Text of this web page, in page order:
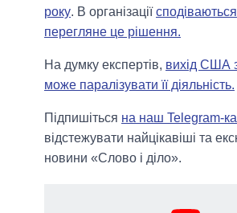
року. В організації
перегляне це рішення.
На думку експертів, вихід США з
може паралізувати її діяльність.
Підпишіться на наш Telegram-
відстежувати найцікавіші та
новини «Слово і діло».